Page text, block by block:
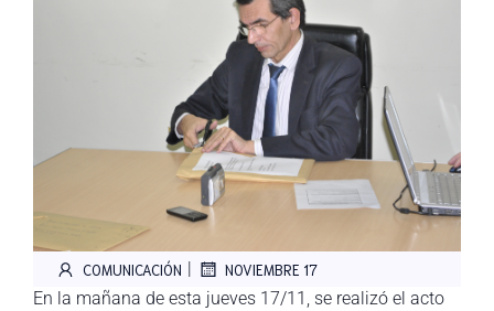
COMUNICACIÓN | NOVIEMBRE 17
En la mañana de esta jueves 17/11, se realizó el acto